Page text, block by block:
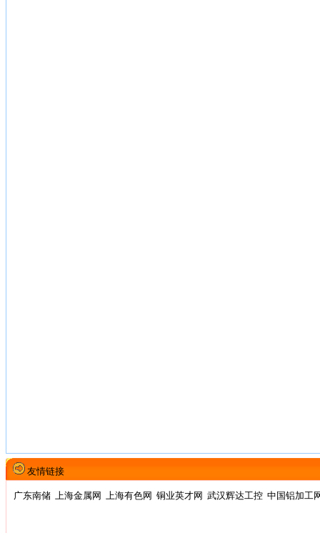
友情链接
广东南储 上海金属网 上海有色网 铜业英才网 武汉辉达工控 中国铝加工